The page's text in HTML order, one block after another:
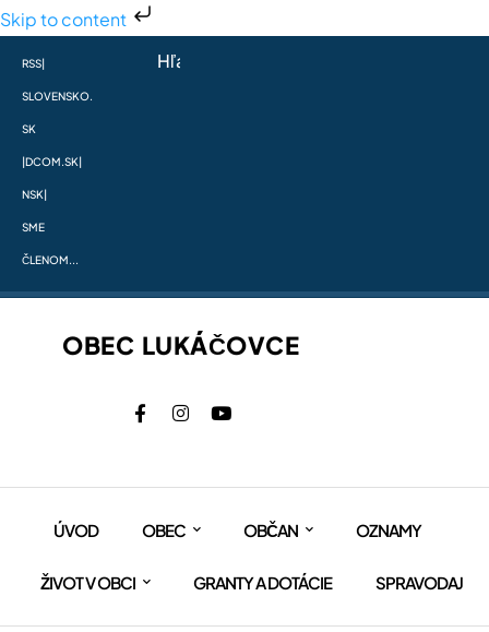
Skip to content
RSS|
SLOVENSKO.
SK
|DCOM.SK|
NSK|
SME
ČLENOM...
OBEC LUKÁČOVCE
ÚVOD OBEC OBČAN OZNAMY
ŽIVOT V OBCI GRANTY A DOTÁCIE SPRAVODAJ